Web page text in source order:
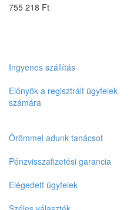
755 218 Ft
Ingyenes szállítás
Előnyök a regisztrált ügyfelek
számára
Örömmel adunk tanácsot
Pénzvisszafizetési garancia
Elégedett ügyfelek